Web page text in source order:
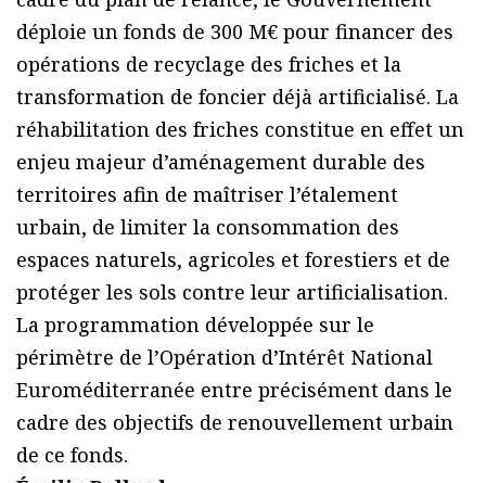
déploie un fonds de 300 M€ pour financer des
opérations de recyclage des friches et la
transformation de foncier déjà artificialisé. La
réhabilitation des friches constitue en effet un
enjeu majeur d’aménagement durable des
territoires afin de maîtriser l’étalement
urbain, de limiter la consommation des
espaces naturels, agricoles et forestiers et de
protéger les sols contre leur artificialisation.
La programmation développée sur le
périmètre de l’Opération d’Intérêt National
Euroméditerranée entre précisément dans le
cadre des objectifs de renouvellement urbain
de ce fonds.